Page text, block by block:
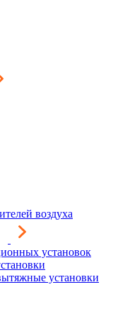
воздуха
установок
установки